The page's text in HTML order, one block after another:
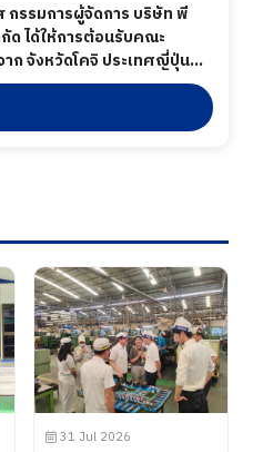
ด ได้ให้การต้อนรับคณะ
ก จังหวัดโคจิ ประเทศญี่ปุ่น
Industry
เสริมการรับช่วงการผลิต
Promotion Association)
31 Jul 2026